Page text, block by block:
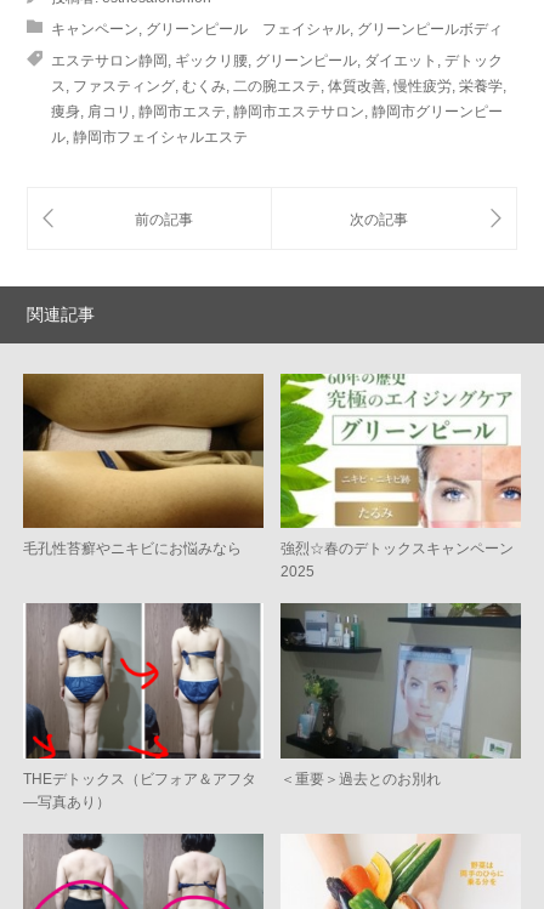
キャンペーン, グリーンピール フェイシャル, グリーンピールボディ
エステサロン静岡 , ギックリ腰, グリーンピール, ダイエット , デトック
ス, ファスティング, むくみ, 二の腕エステ, 体質改善, 慢性疲労, 栄養学,
痩身, 肩コリ , 静岡市エステ, 静岡市エステサロン, 静岡市グリーンピー
ル, 静岡市フェイシャルエステ
関連記事
毛孔性苔癬やニキビにお悩みなら
強烈☆春のデトックスキャンペーン
2025
THEデトックス（ビフォア＆アフタ
―写真あり）
＜重要＞過去とのお別れ